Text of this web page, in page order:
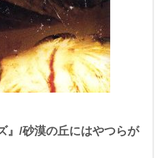
』/砂漠の丘にはやつらが